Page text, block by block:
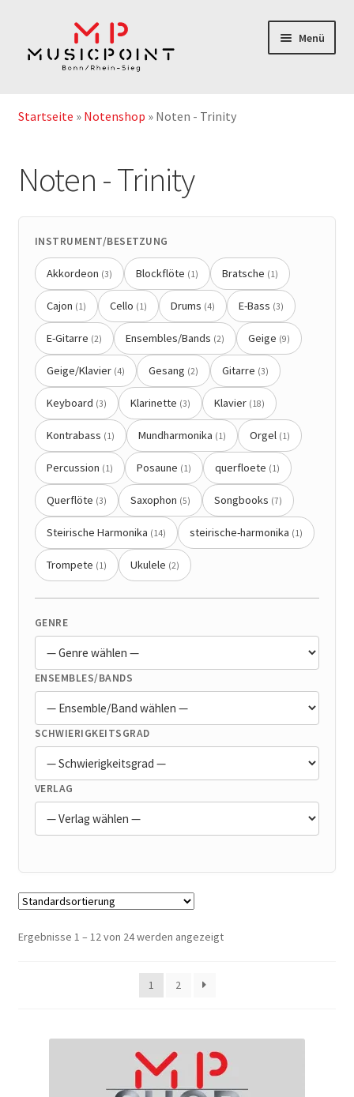
Navigation
springen
Inhalt
springen
Menü
Instrumente-& Zubehör
Notenshop
Outlet & Second Hand
Geschenkgutschein
Service/Reparatur
Mein Konto
Startseite » Notenshop » Noten - Trinity
Noten - Trinity
INSTRUMENT/BESETZUNG
Akkordeon (3) Blockflöte (1) Bratsche (1)
Cajon (1) Cello (1) Drums (4) E-Bass (3)
E-Gitarre (2) Ensembles/Bands (2) Geige (9)
Geige/Klavier (4) Gesang (2) Gitarre (3)
Keyboard (3) Klarinette (3) Klavier (18)
Kontrabass (1) Mundharmonika (1) Orgel (1)
Percussion (1) Posaune (1) querfloete (1)
Querflöte (3) Saxophon (5) Songbooks (7)
Steirische Harmonika (14) steirische-harmonika (1)
Trompete (1) Ukulele (2)
GENRE
ENSEMBLES/BANDS
SCHWIERIGKEITSGRAD
VERLAG
Ergebnisse 1 – 12 von 24 werden angezeigt
1 2